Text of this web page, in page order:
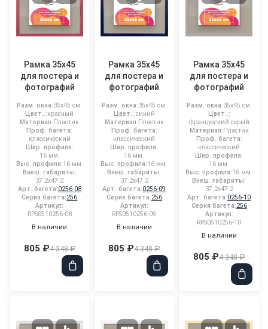
Рамка 35x45
для постера и
фотографий
Разм. окна:35x45 см.
Цвет..:красный
Материал: Пластик
Проф. багета:
классический
Шир. профиля:
16 мм.
Выс. профиля:16 мм.
Внеш. габариты:
37.2x47.2
Арт. багета:0256-08
Серия багета:256
Артикул:
RPS0510256-08
В наличии
805 ₽4 348 ₽
Рамка 35x45
для постера и
фотографий
Разм. окна:35x45 см.
Цвет..:синий
Материал: Пластик
Проф. багета:
классический
Шир. профиля:
16 мм.
Выс. профиля:16 мм.
Внеш. габариты:
37.2x47.2
Арт. багета:0256-09
Серия багета:256
Артикул:
RPS0510256-09
В наличии
805 ₽4 348 ₽
Рамка 35x45
для постера и
фотографий
Разм. окна:35x45 см.
Цвет..:
французский серый
Материал: Пластик
Проф. багета:
классический
Шир. профиля:
16 мм.
Выс. профиля:16 мм.
Внеш. габариты:
37.2x47.2
Арт. багета:0256-10
Серия багета:256
Артикул:
RPS0510256-10
В наличии
805 ₽4 348 ₽